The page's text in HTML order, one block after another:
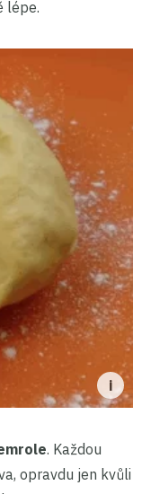
lépe.
. Každou
opravdu jen kvůli